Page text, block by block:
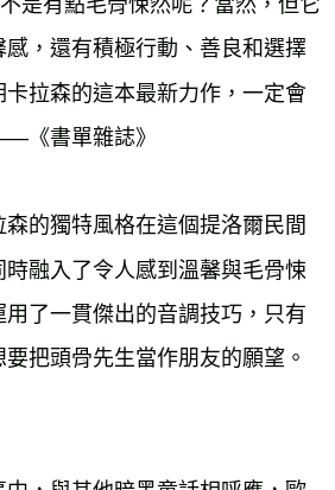
是有點毛骨悚然呢？當然，但它
，還有積極行動、善良和選擇
拉森的這本最新力作，一定會
《書單雜誌》
的獨特風格在這個提洛爾民間
融入了令人感到溫馨與毛骨悚
了一貫傑出的音調技巧，只有
把頭骨先生當作朋友的願望。